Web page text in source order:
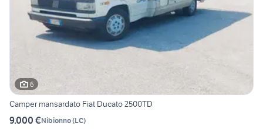
6
Camper mansardato Fiat Ducato 2500TD
9.000 €Nibionno(LC)